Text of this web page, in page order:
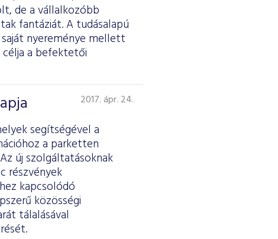
de a vállalkozóbb
fantáziát. A tudásalapú
nyereménye mellett
a befektetői
2017. ápr. 24.
segítségével a
a parketten
új szolgáltatásoknak
részvények
kapcsolódó
közösségi
tálalásával